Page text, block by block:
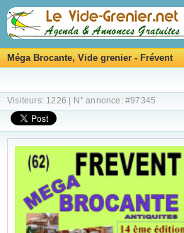
Méga Brocante, Vide grenier - Frévent
Visiteurs: 1226 | N° annonce: #97345